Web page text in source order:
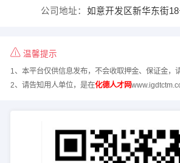
公司地址： 如意开发区新华东街18
温馨提示
1、本平台仅供信息发布，不会收取押金、保证金，
2、请告知用人单位，是在化德人才网